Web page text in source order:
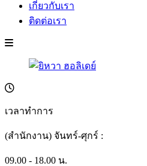
เกี่ยวกับเรา
ติดต่อเรา
เวลาทำการ
(สำนักงาน) จันทร์-ศุกร์ :
09.00 - 18.00 น.